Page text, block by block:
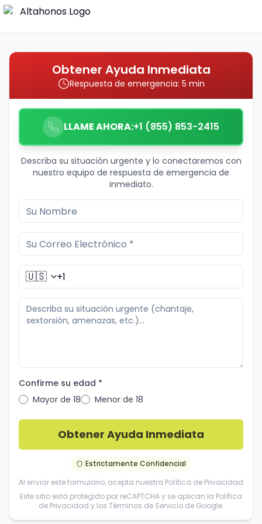
Obtener Ayuda Inmediata
Respuesta de emergencia: 5 min
LLAME AHORA:+1 (855) 853-2415
Describa su situación urgente y lo conectaremos con
nuestro equipo de respuesta de emergencia de
inmediato.
🇺🇸
Confirme su edad *
Mayor de 18
Menor de 18
Obtener Ayuda Inmediata
Estrictamente Confidencial
Al enviar este formulario, acepta nuestra Política de Privacidad
Este sitio está protegido por reCAPTCHA y se aplican la Política
de Privacidad y los Términos de Servicio de Google.